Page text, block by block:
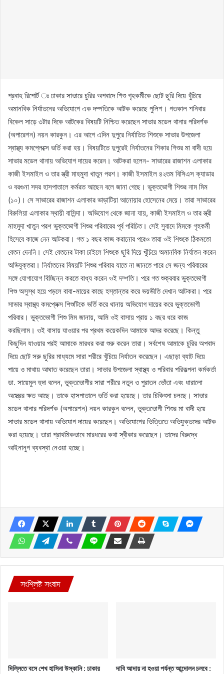
প্রবাহ রিপোর্ট ঃ ঢাকার সাভারে চুরির অপবাদে শিশু গৃহকর্মীকে ছোট ছুরি দিয়ে খুঁচিয়ে
অমানবিক নির্যাতনের অভিযোগে এক দম্পতিকে আটক করেছে পুলিশ। গতকাল শনিবার
বিকেল সাড়ে ৩টার দিকে আটকের বিষয়টি নিশ্চিত করেছেন সাভার মডেল থানার পরিদর্শক
(অপারেশন) নয়ন কারকুন। এর আগে এদিন দুপুরে নির্যাতিত শিশুকে সাভার উপজেলা
স্বাস্থ্য কমপ্লেক্সে ভর্তি করা হয়। বিষয়টিতে দুপুরেই নির্যাতনের শিকার শিশুর মা বাদী হয়ে
সাভার মডেল থানায় অভিযোগ দায়ের করেন। আটকরা হলেন- সাভারের রাজাশন এলাকার
কাজী ইসমাইল ও তার স্ত্রী মাহমুদা খাতুন পরশ। কাজী ইসমাইল ৪২তম বিসিএস ক্যাডার
ও বরগুনা সদর হাসপাতালে কর্মরত আছেন বলে জানা গেছে। ভুক্তভোগী শিশুর নাম মিম
(১০)। সে সাভারের রাজাশন এলাকার ভাড়াটিয়া আনোয়ার হোসেনের মেয়ে। তারা সাভারের
বিরুলিয়া এলাকার স্থায়ী বাসিন্দা। অভিযোগ থেকে জানা যায়, কাজী ইসমাইল ও তার স্ত্রী
মাহমুদা খাতুন পরশ ভুক্তভোগী শিশুর পরিবারের পূর্ব পরিচিত। সেই সুবাদে মিমকে গৃহকর্মী
হিসেবে কাজে নেন আটকরা। গত ১ বছর কাজ করানোর পরেও তারা ওই শিশুকে ঠিকমতো
বেতন দেননি। সেই বেতনের টাকা চাইলে শিশুকে ছুরি দিয়ে খুঁচিয়ে অমানবিক নির্যাতন করেন
অভিযুক্তরা। নির্যাতনের বিষয়টি শিশুর পরিবার যাতে না জানতে পারে সে জন্য পরিবারের
সঙ্গে যোগাযোগ বিচ্ছিন্ন করতে বাধ্য করেন ওই দম্পতি। পরে গত শুক্রবার ভুক্তভোগী
শিশু অসুস্থ হয়ে পড়লে বাবা-মায়ের কাছে হস্তান্তর করে ভয়ভীতি দেখান আটকরা। পরে
সাভার স্বাস্থ্য কমপ্লেক্স শিশুটিকে ভর্তি করে থানায় অভিযোগ দায়ের করে ভুক্তভোগী
পরিবার। ভুক্তভোগী শিশু মিম জানায়, আমি ওই বাসায় প্রায় ১ বছর ধরে কাজ
করছিলাম। ওই বাসায় যাওয়ার পর প্রথম কয়েকদিন আমাকে আদর করেছে। কিন্তু
কিছুদিন যাওয়ার পরই আমাকে মারধর করা শুরু করেন তারা। সর্বশেষ আমাকে চুরির অপবাদ
দিয়ে ছোট সরু ছুরির মাধ্যমে সারা শরীরে খুঁচিয়ে নির্যাতন করেছেন। এছাড়া ব্যাট দিয়ে
পায়ে ও মাথায় আঘাত করেছেন তারা। সাভার উপজেলা স্বাস্থ্য ও পরিবার পরিকল্পনা কর্মকর্তা
ডা. সায়েমুল হুদা বলেন, ভুক্তভোগীর সারা শরীরে নতুন ও পুরাতন ভোঁতা এবং ধারালো
অস্ত্রের ক্ষত আছে। তাকে হাসপাতালে ভর্তি করা হয়েছে। তার চিকিৎসা চলছে। সাভার
মডেল থানার পরিদর্শক (অপারেশন) নয়ন কারকুন বলেন, ভুক্তভোগী শিশুর মা বাদী হয়ে
সাভার মডেল থানায় অভিযোগ দায়ের করেছেন। অভিযোগের ভিত্তিতে অভিযুক্তদের আটক
করা হয়েছে। তারা প্রাথমিকভাবে মারধরের কথা স্বীকার করেছেন। তাদের বিরুদ্ধে
আইনানুগ ব্যবস্থা নেওয়া হচ্ছে।
সংশ্লিষ্ট সংবাদ
দিল্লিতে বসে শেখ হাসিনা উস্কানি : ঢাকার
দাবি আদায় না হওয়া পর্যন্ত আন্দোলন চলবে :